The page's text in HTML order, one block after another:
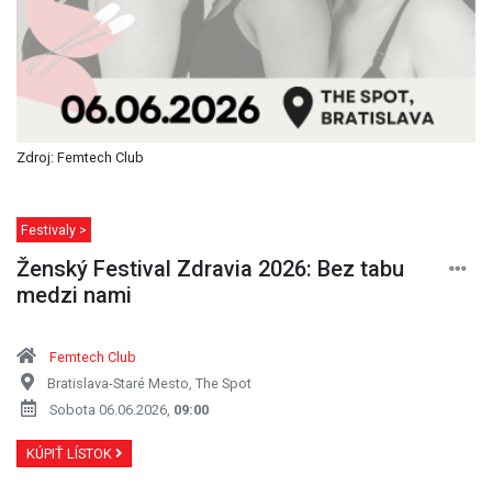
Zdroj: Femtech Club
Festivaly >
Ženský Festival Zdravia 2026: Bez tabu
medzi nami
Femtech Club
Bratislava-Staré Mesto, The Spot
Sobota 06.06.2026, 09:00
KÚPIŤ LÍSTOK